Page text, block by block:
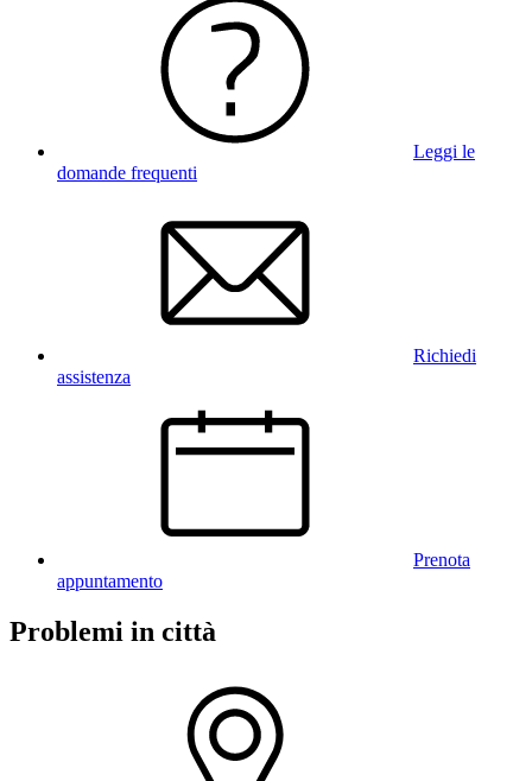
Leggi le
domande frequenti
Richiedi
assistenza
Prenota
appuntamento
Problemi in città